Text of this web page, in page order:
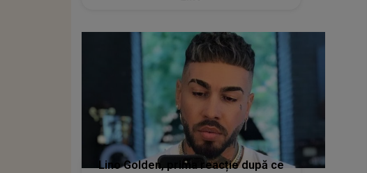
Lino Golden, prima reacție după ce